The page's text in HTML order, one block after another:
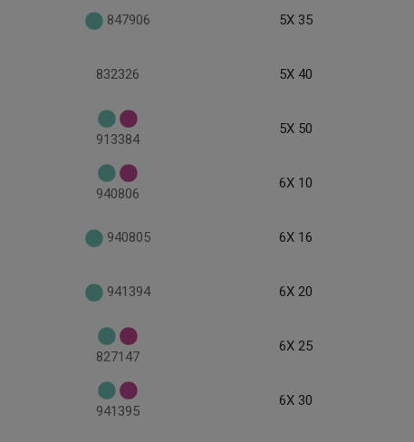
847906 5X 35
832326 5X 40
913384
5X 50
940806
6X 10
940805 6X 16
941394 6X 20
827147
6X 25
941395
6X 30